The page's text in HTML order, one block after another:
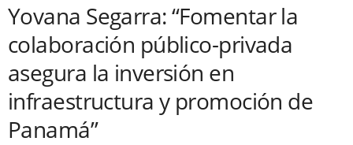
Yovana Segarra: “Fomentar la
colaboración público-privada
asegura la inversión en
infraestructura y promoción de
Panamá”